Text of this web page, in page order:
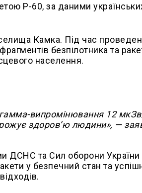
Р-60, за даними
Камка. Під час
безпілотника та
населення.
гамма-випромінювання 12
здоров’ю людини», —
ДСНС та Сил оборони України
у безпечний стан та